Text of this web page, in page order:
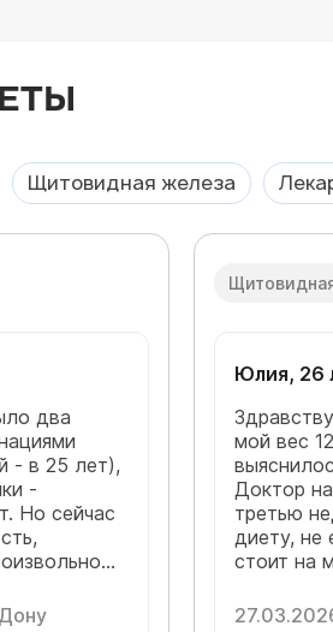
Щитовидная железа
два
- в 25 лет),
-
Но сейчас
то
Юлия, 26
мой вес
Доктор
третью
диету, не
стоит на